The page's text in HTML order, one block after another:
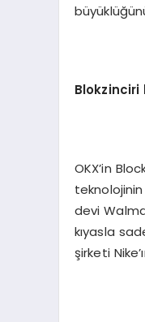
Blokzinciri
OKX’in
teknolojinin
devi
kıyasla
şirketi